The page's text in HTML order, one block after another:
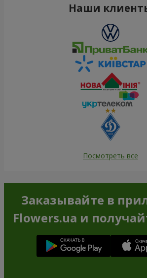
Наши
Посмотреть все
Заказывайте в
Flowers.ua и